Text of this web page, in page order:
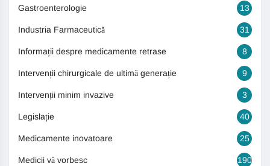
Gastroenterologie 13
Industria Farmaceutică 31
Informații despre medicamente retrase 8
Intervenții chirurgicale de ultimă generație 9
Intervenții minim invazive 3
Legislație 40
Medicamente inovatoare 25
Medicii vă vorbesc 190